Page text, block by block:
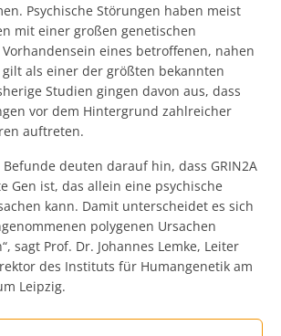
Psychische Störungen haben meist
mit einer großen genetischen
eines betroffenen, nahen
als einer der größten bekannten
Studien gingen davon aus, dass
vor dem Hintergrund zahlreicher
auftreten.
deuten darauf hin, dass GRIN2A
Gen ist, das allein eine psychische
kann. Damit unterscheidet es sich
polygenen Ursachen
sagt Prof. Dr. Johannes Lemke, Leiter
des Instituts für Humangenetik am
Leipzig.